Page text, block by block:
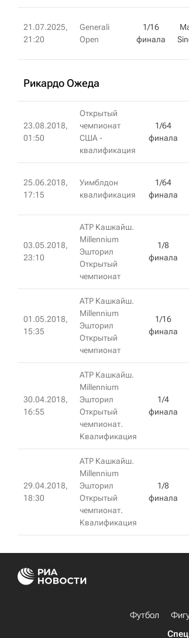
21.07.2025,
21:20
Generali
Open
1/16
финала
Рикардо Ожеда
23.08.2018,
01:50
Открытый
чемпионат
США -
квалификация
1/64
финала
25.06.2018,
17:15
Уимблдон
квалификация
1/64
финала
03.05.2018,
23:10
ATP Кашкайш.
Millennium
Эшторил
Открытый
чемпионат
1/8
финала
01.05.2018,
15:35
ATP Кашкайш.
Millennium
Эшторил
Открытый
чемпионат
1/16
финала
30.04.2018,
16:55
ATP Кашкайш.
Millennium
Эшторил
Открытый
чемпионат.
Квалификация
1/4
финала
29.04.2018,
18:30
ATP Кашкайш.
Millennium
Эшторил
Открытый
чемпионат.
Квалификация
1/8
финала
Футбол